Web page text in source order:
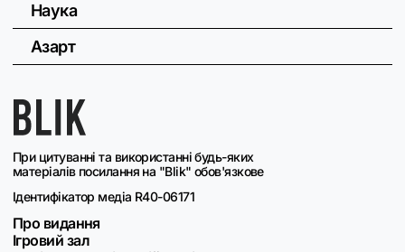
При цитуванні та використанні будь-яких
матеріалів посилання на "Blik" обов'язкове
Ідентифікатор медіа R40-06171
Про видання
Ігровий зал
Наука
Азарт